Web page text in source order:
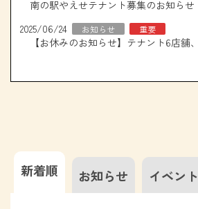
南の駅やえせテナント募集のお知らせ
2025/06/24
お知らせ 重要
新着順 お知らせ イベント